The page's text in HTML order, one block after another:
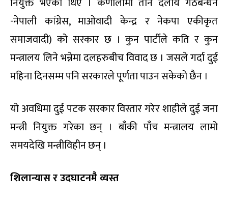
-नेपाली कांग्रेस, माओवादी केन्द्र र नेकपा एकीकृत
समाजवादी) को सरकार छ । कुन पार्टीले कति र कुन
मन्त्रालय लिने भन्नेमा दलहरुबीच विवाद छ । जसले गर्दा दुई
महिना दिनसम्म पनि सरकारले पूर्णता पाउन सकेको छैन ।
यो अवधिमा दुई पटक सरकार विस्तार गरेर शाहीले दुई जना
मन्त्री नियुक्त गरेका छन् । बाँकी पाँच मन्त्रालय लामो
समयदेखि मन्त्रीविहीन छन् ।
शिलान्यास र उदघाटनमै व्यस्त